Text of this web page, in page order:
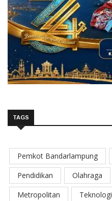
TAGS
Pemkot Bandarlampung
Pendidikan
Olahraga
Metropolitan
Teknologi